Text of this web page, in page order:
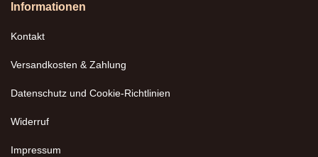
Informationen
Kontakt
Versandkosten & Zahlung
Datenschutz und Cookie-Richtlinien
Widerruf
Impressum